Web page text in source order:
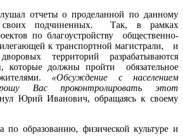
отчеты о проделанной по данному
своих подчиненных. Так, в рамках
по благоустройству общественно-
к транспортной магистрали, и
дворовых территорий разрабатываются
которые должны пройти обязательное
«Обсуждение с населением
Вас проконтролировать этот
Юрий Иванович, обращаясь к своему
по образованию, физической культуре и